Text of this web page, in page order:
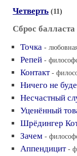
Четверть (11)
Сброс балласта
Точка -
Репей -
Контакт -
Ничего не
Несчастный
Уценённый
Шрёдингер
Зачем -
Аппендицит -